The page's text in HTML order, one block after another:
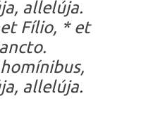
allelúja.
Fílio, * et
allelúja.